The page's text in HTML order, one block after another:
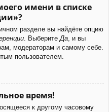
имени в списке
разделе вы найдёте опцию
. Выберите Да , и вы
модераторам и самому себе.
пользователем.
время!
к другому часовому